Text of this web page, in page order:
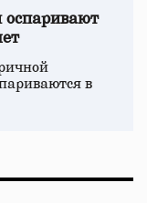
оспаривают
в